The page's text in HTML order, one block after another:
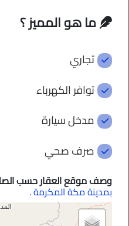
ما هو المميز ؟
تجاري
توافر الكهرباء
مدخل سيارة
صرف صحي
وصف موقع العقار حسب
بمدينة مكة المكرمة .